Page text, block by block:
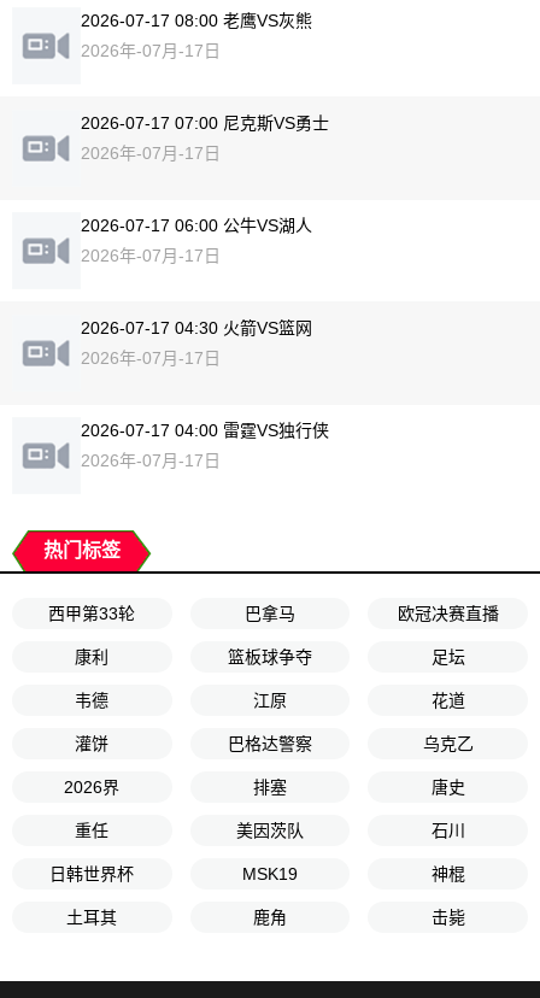
2026-07-17 08:00 老鹰VS灰熊
2026年-07月-17日
2026-07-17 07:00 尼克斯VS勇士
2026年-07月-17日
2026-07-17 06:00 公牛VS湖人
2026年-07月-17日
2026-07-17 04:30 火箭VS篮网
2026年-07月-17日
2026-07-17 04:00 雷霆VS独行侠
2026年-07月-17日
热门标签
西甲第33轮 巴拿马 欧冠决赛直播
康利 篮板球争夺 足坛
韦德 江原 花道
灌饼 巴格达警察 乌克乙
2026界 排塞 唐史
重任 美因茨队 石川
日韩世界杯 MSK19 神棍
土耳其 鹿角 击毙